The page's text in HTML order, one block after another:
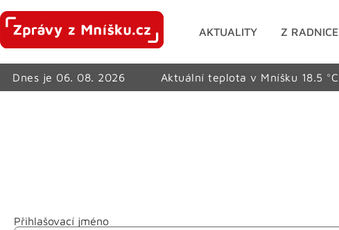
AKTUALITY Z RADNICE
Dnes je 06. 08. 2026 Aktuální teplota v Mníšku 18.5 °C
Přihlašovací jméno
Jméno